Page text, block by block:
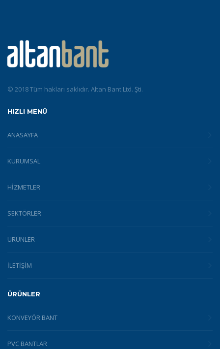
© 2018 Tüm hakları saklıdır. Altan Bant Ltd. Şti.
HIZLI MENÜ
ANASAYFA
KURUMSAL
HİZMETLER
SEKTÖRLER
ÜRÜNLER
İLETİŞİM
ÜRÜNLER
KONVEYÖR BANT
PVC BANTLAR